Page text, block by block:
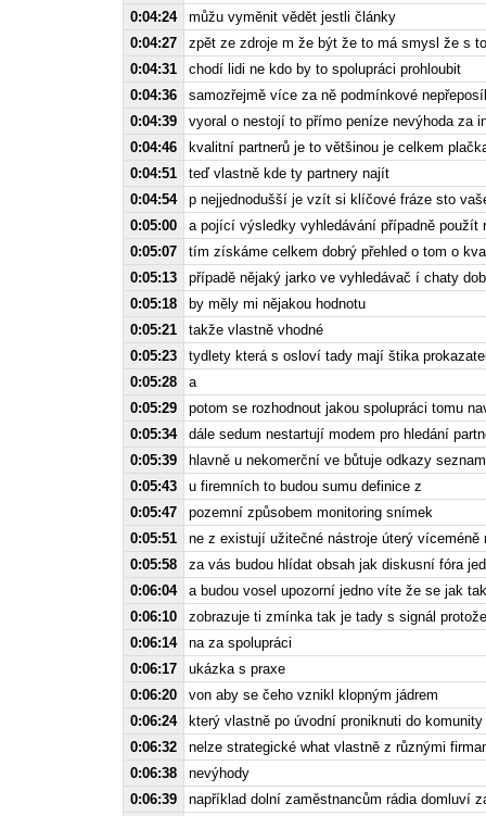
0:04:24
můžu vyměnit vědět jestli články
0:04:27
zpět ze zdroje m že být že to má smysl že s
0:04:31
chodí lidi ne kdo by to spolupráci prohloubit
0:04:36
samozřejmě více za ně podmínkové
0:04:39
vyoral o nestojí to přímo peníze nevýhoda za
0:04:46
kvalitní partnerů je to většinou je celkem
0:04:51
teď vlastně kde ty partnery najít
0:04:54
p nejjednodušší je vzít si klíčové fráze sto
0:05:00
a pojící výsledky vyhledávání případně použít
0:05:07
tím získáme celkem dobrý přehled o tom o
0:05:13
případě nějaký jarko ve vyhledávač í chaty
0:05:18
by měly mi nějakou hodnotu
0:05:21
takže vlastně vhodné
0:05:23
tydlety která s osloví tady mají štika
0:05:28
a
0:05:29
potom se rozhodnout jakou spolupráci tomu
0:05:34
dále sedum nestartují modem pro hledání
0:05:39
hlavně u nekomerční ve bůtuje odkazy
0:05:43
u firemních to budou sumu definice z
0:05:47
pozemní způsobem monitoring snímek
0:05:51
ne z existují užitečné nástroje úterý
0:05:58
za vás budou hlídat obsah jak diskusní fóra
0:06:04
a budou vosel upozorní jedno víte že se jak
0:06:10
zobrazuje ti zmínka tak je tady s signál
0:06:14
na za spolupráci
0:06:17
ukázka s praxe
0:06:20
von aby se čeho vznikl klopným jádrem
0:06:24
který vlastně po úvodní proniknuti do
0:06:32
nelze strategické what vlastně z různými
0:06:38
nevýhody
0:06:39
například dolní zaměstnancům rádia domluví